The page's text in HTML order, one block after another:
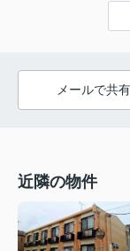
メールで共
近隣の物件